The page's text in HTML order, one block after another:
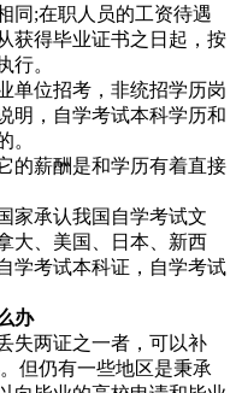
同;在职人员的工资待遇
获得毕业证书之日起，按
行。
单位招考，非统招学历岗
明，自学考试本科学历和
。
的薪酬是和学历有着直接
家承认我国自学考试文
大、美国、日本、新西
学考试本科证，自学考试
办
失两证之一者，可以补
但仍有一些地区是秉承